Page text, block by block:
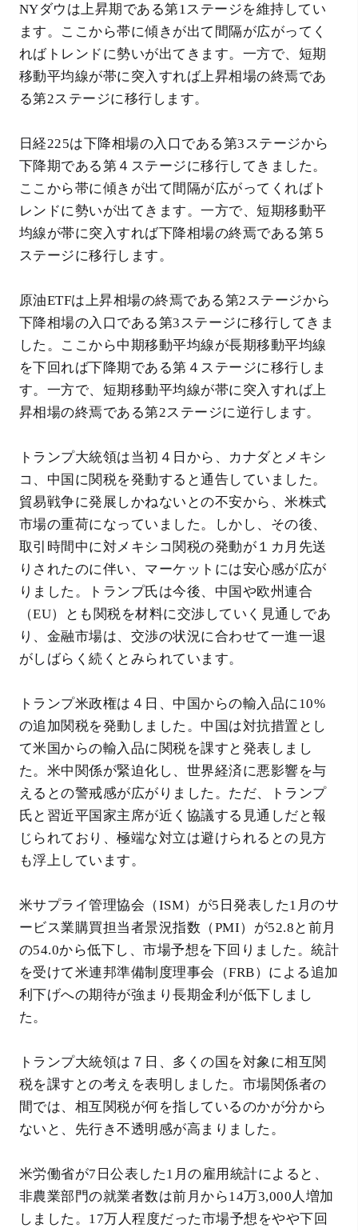
NYダウは上昇期である第1ステージを維持してい
ます。ここから帯に傾きが出て間隔が広がってく
ればトレンドに勢いが出てきます。一方で、短期
移動平均線が帯に突入すれば上昇相場の終焉であ
る第2ステージに移行します。
日経225は下降相場の入口である第3ステージから
下降期である第４ステージに移行してきました。
ここから帯に傾きが出て間隔が広がってくればト
レンドに勢いが出てきます。一方で、短期移動平
均線が帯に突入すれば下降相場の終焉である第５
ステージに移行します。
原油ETFは上昇相場の終焉である第2ステージから
下降相場の入口である第3ステージに移行してきま
した。ここから中期移動平均線が長期移動平均線
を下回れば下降期である第４ステージに移行しま
す。一方で、短期移動平均線が帯に突入すれば上
昇相場の終焉である第2ステージに逆行します。
トランプ大統領は当初４日から、カナダとメキシ
コ、中国に関税を発動すると通告していました。
貿易戦争に発展しかねないとの不安から、米株式
市場の重荷になっていました。しかし、その後、
取引時間中に対メキシコ関税の発動が１カ月先送
りされたのに伴い、マーケットには安心感が広が
りました。トランプ氏は今後、中国や欧州連合
（EU）とも関税を材料に交渉していく見通しであ
り、金融市場は、交渉の状況に合わせて一進一退
がしばらく続くとみられています。
トランプ米政権は４日、中国からの輸入品に10%
の追加関税を発動しました。中国は対抗措置とし
て米国からの輸入品に関税を課すと発表しまし
た。米中関係が緊迫化し、世界経済に悪影響を与
えるとの警戒感が広がりました。ただ、トランプ
氏と習近平国家主席が近く協議する見通しだと報
じられており、極端な対立は避けられるとの見方
も浮上しています。
米サプライ管理協会（ISM）が5日発表した1月のサ
ービス業購買担当者景況指数（PMI）が52.8と前月
の54.0から低下し、市場予想を下回りました。統計
を受けて米連邦準備制度理事会（FRB）による追加
利下げへの期待が強まり長期金利が低下しまし
た。
トランプ大統領は７日、多くの国を対象に相互関
税を課すとの考えを表明しました。市場関係者の
間では、相互関税が何を指しているのかが分から
ないと、先行き不透明感が高まりました。
米労働省が7日公表した1月の雇用統計によると、
非農業部門の就業者数は前月から14万3,000人増加
しました。17万人程度だった市場予想をやや下回